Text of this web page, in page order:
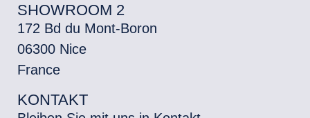
SHOWROOM 2
172 Bd du Mont-Boron
06300 Nice
France
KONTAKT